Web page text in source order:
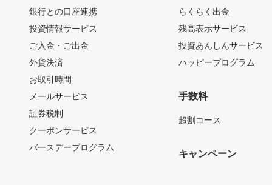
銀行との口座連携
投資情報サービス
ご入金・ご出金
外貨決済
お取引時間
メールサービス
証券税制
クーポンサービス
バースデープログラム
らくらく出金
残高表示サービス
投資あんしんサービス
ハッピープログラム
手数料
超割コース
キャンペーン